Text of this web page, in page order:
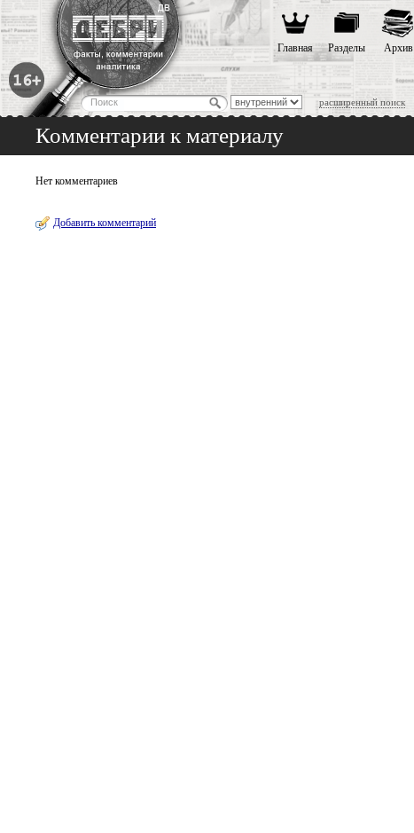
расширенный поиск
Главная Разделы Архив
Комментарии к материалу
Нет комментариев
Добавить комментарий